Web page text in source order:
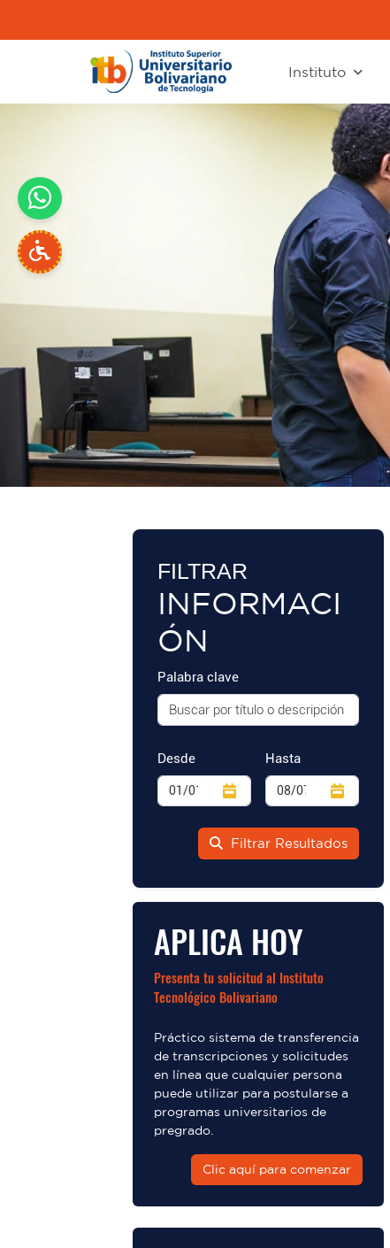
Instituto
FILTRAR
INFORMACI
ÓN
Palabra clave
Desde Hasta
Filtrar Resultados
APLICA HOY
Presenta tu solicitud al Instituto
Tecnológico Bolivariano
Práctico sistema de transferencia
de transcripciones y solicitudes
en línea que cualquier persona
puede utilizar para postularse a
programas universitarios de
pregrado.
Clic aquí para comenzar